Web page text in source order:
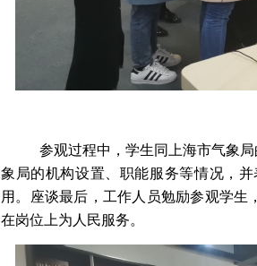
参观过程中，学生同上海市气象
象局的机构设置、职能服务等情况，
用。座谈最后，工作人员勉励参观学
在岗位上为人民服务。